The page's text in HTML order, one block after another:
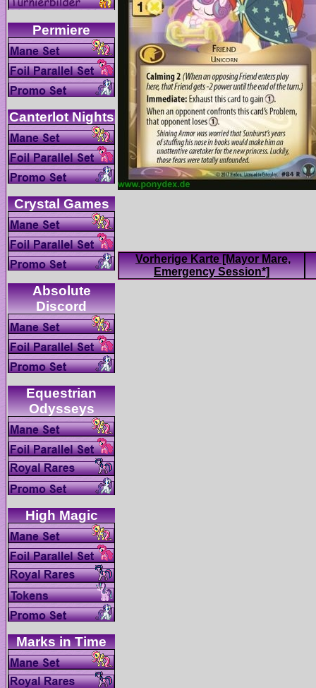
Absolute
Equestrian
Vorherige Karte [Mayor Mare,